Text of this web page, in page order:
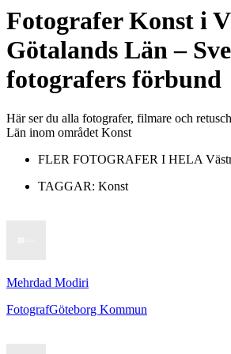
FotograferKonst i
Götalands Län–
fotografers förbund
Här ser du alla fotografer, filmare och
Län inom området Konst
FLER FOTOGRAFER I HELA
TAGGAR: Konst
Mehrdad Modiri
FotografGöteborg Kommun